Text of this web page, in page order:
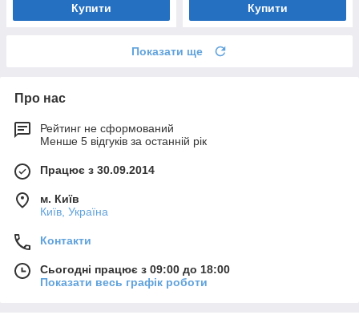
Купити Купити
Показати ще
Про нас
Рейтинг не сформований
Менше 5 відгуків за останній рік
Працює з 30.09.2014
м. Київ
Київ, Україна
Контакти
Сьогодні працює з 09:00 до 18:00
Показати весь графік роботи